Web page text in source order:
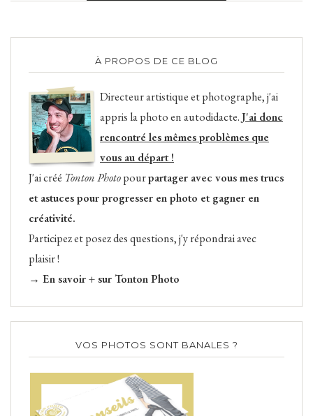
À PROPOS DE CE BLOG
Directeur artistique et photographe, j'ai
appris la photo en autodidacte.J'ai donc
rencontré les mêmes problèmes que
vous au départ !
J'ai créé Tonton Photopourpartager avec vous mes trucs
et astuces pour progresser en photo et gagner en
créativité.
Participez et posez des questions, j'y répondrai avec
plaisir !
→ En savoir + sur Tonton Photo
VOS PHOTOS SONT BANALES ?